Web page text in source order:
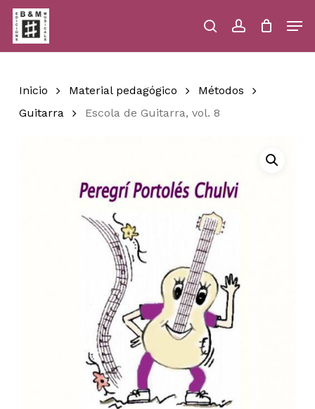
Skip
main
content
searchaccount
Close
Inicio Material pedagógico
Métodos
Guitarra
Escola de Guitarra, vol. 8
Menu